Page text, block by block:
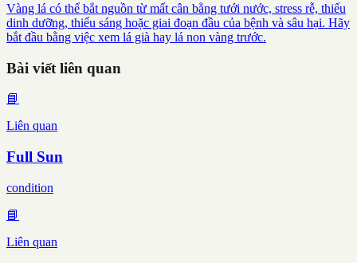
Vàng lá có thể bắt nguồn từ mất cân bằng tưới nước, stress rễ, thiếu
dinh dưỡng, thiếu sáng hoặc giai đoạn đầu của bệnh và sâu hại. Hãy
bắt đầu bằng việc xem lá già hay lá non vàng trước.
Bài viết liên quan
📘
Liên quan
Full Sun
condition
📘
Liên quan